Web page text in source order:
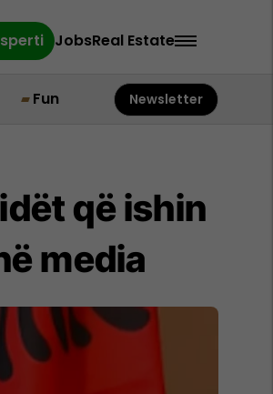
JobsReal Estate
Fun Newsletter
që ishin
media